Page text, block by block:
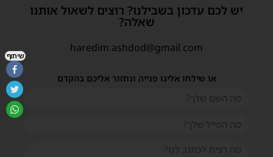
יש לכם עדכון בשבילנו? רוצים לשאול אותנו
שאלה?
haredim.ashdod@gmail.com
או שילחו אלינו פנייה ונחזור אליכם בהקדם
שיתוף